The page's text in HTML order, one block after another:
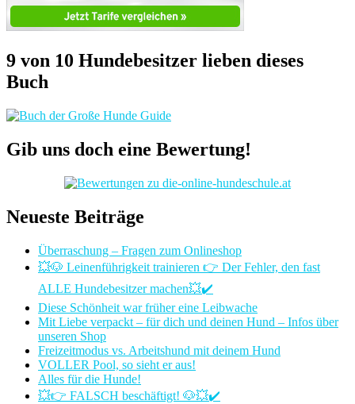
9 von 10 Hundebesitzer lieben dieses
Buch
Gib uns doch eine Bewertung!
Neueste Beiträge
Überraschung – Fragen zum Onlineshop
💥🐶 Leinenführigkeit trainieren 👉 Der Fehler, den fast
ALLE Hundebesitzer machen💥✔️
Diese Schönheit war früher eine Leibwache
Mit Liebe verpackt – für dich und deinen Hund – Infos über
unseren Shop
Freizeitmodus vs. Arbeitshund mit deinem Hund
VOLLER Pool, so sieht er aus!
Alles für die Hunde!
💥👉 FALSCH beschäftigt! 🐶💥✔️